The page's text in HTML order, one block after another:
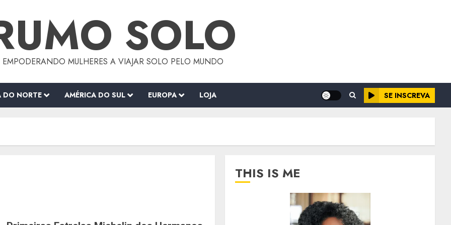
SOLO
EMPODERANDO MULHERES A VIAJAR SOLO PELO MUNDO
DO NORTE AMÉRICA DO SUL EUROPA LOJA SE INSCREVA
THIS IS ME